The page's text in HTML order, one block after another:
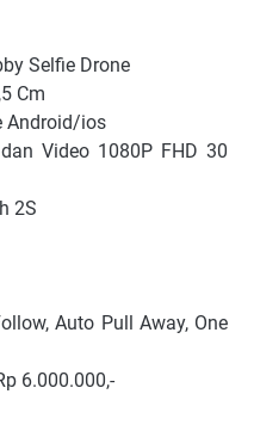
Selfie Drone
Cm
Android/ios
Video 1080P FHD 30
2S
Auto Pull Away, One
6.000.000,-